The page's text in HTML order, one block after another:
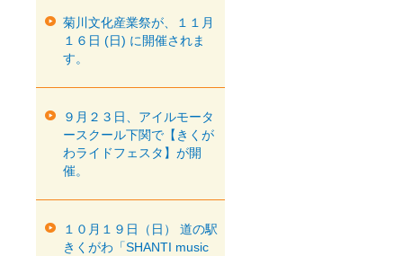
菊川文化産業祭が、１１月
１６日 (日) に開催されま
す。
９月２３日、アイルモータ
ースクール下関で【きくが
わライドフェスタ】が開
催。
１０月１９日（日） 道の駅
きくがわ「SHANTI music